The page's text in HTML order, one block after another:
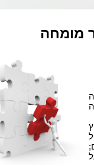
מומחה